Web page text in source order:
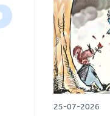
25-07-2026